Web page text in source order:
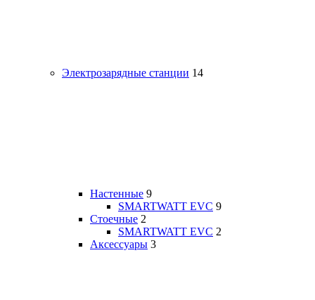
Электрозарядные станции 14
Настенные 9
SMARTWATT EVC 9
Стоечные 2
SMARTWATT EVC 2
Аксессуары 3